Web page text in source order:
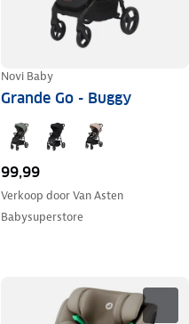
Novi Baby
Grande Go - Buggy
99,99
Verkoop doorVan Asten
Babysuperstore